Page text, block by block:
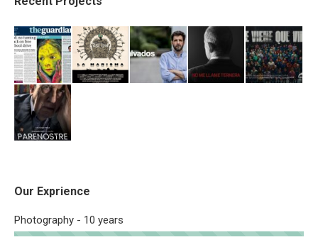
Our Exprience
Photography - 10 years